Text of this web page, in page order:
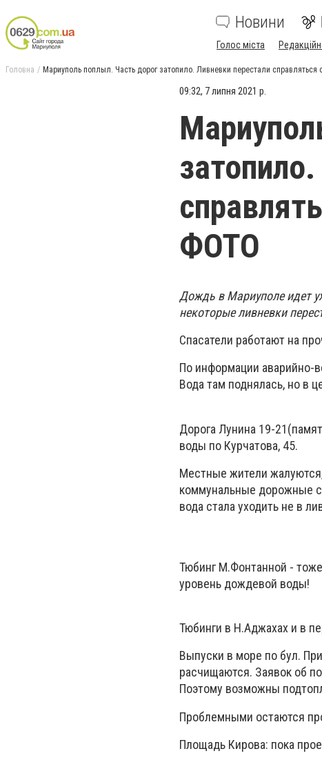
Новини
Голос міста
Головна Мариуполь поплыл. Часть дорог затопило. Ливневки перестали
09:32, 7 липня 2021 р.
ФОТО
Дождь в Мариуполе идет
некоторые ливневки
Спасатели работают на
По информации аварийно-
Вода там поднялась, но в
Дорога Лунина 19-
воды по Курчатова, 45.
Местные жители
коммунальные дорожные
вода стала уходить не в
Тюбинг М.Фонтанной -
уровень дождевой воды!
Тюбинги в Н.Аджахах и в
Выпуски в море по бул.
расчищаются. Заявок об
Поэтому возможны
Проблемными остаются
Площадь Кирова: пока